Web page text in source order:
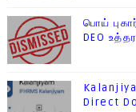
பொய்
DEO
Direct